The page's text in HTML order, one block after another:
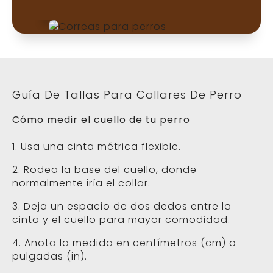
Guía De Tallas Para Collares De Perro
Cómo medir el cuello de tu perro
1. Usa una cinta métrica flexible.
2. Rodea la base del cuello, donde
normalmente iría el collar.
3. Deja un espacio de dos dedos entre la
cinta y el cuello para mayor comodidad.
4. Anota la medida en centímetros (cm) o
pulgadas (in).